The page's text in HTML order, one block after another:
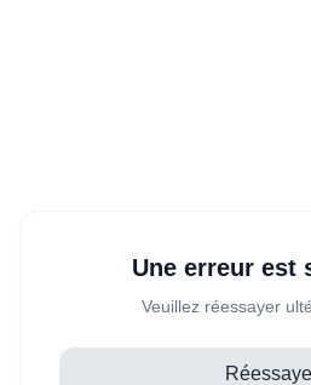
Une erreur est
Veuillez réessayer